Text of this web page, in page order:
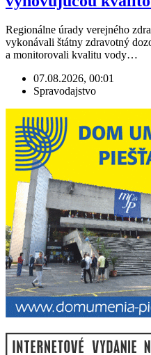
Regionálne úrady verejného
vykonávali štátny zdravotný
a monitorovali kvalitu vody…
07.08.2026, 00:01
Spravodajstvo